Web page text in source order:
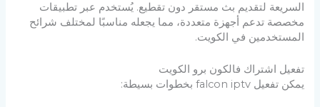
السريعة لتقديم بث مستقر دون تقطيع. يُستخدم عبر تطبيقات
مخصصة تدعم أجهزة متعددة، مما يجعله مناسبًا لمختلف شرائح
المستخدمين في الكويت.
تفعيل اشتراك فالكون برو الكويت
يمكن تفعيل falcon iptv بخطوات بسيطة: